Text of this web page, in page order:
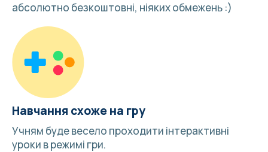
абсолютно безкоштовні, ніяких обмежень :)
Навчання схоже на гру
Учням буде весело проходити інтерактивні
уроки в режимі гри.